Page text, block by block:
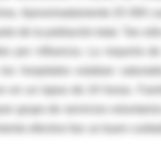
Aproximadamente 25 000
por influenza. La mayoría de
hospitales estaban
en un lapso de 24 horas.
grupo de servicios voluntarios
efectivo fue un buen